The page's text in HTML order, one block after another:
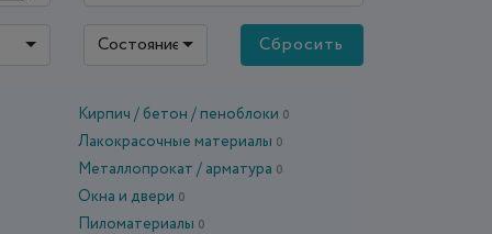
Состояние: все Сбросить
Кирпич / бетон / пеноблоки 0
Лакокрасочные материалы 0
Металлопрокат / арматура 0
Окна и двери 0
Пиломатериалы 0